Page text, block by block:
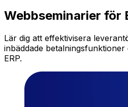
Webbseminarier för
Lär dig att effektivisera
inbäddade
ERP.